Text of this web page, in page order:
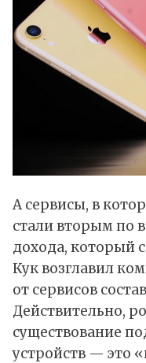
А сервисы, в
стали вторым по
дохода, который
Кук возглавил
от сервисов
Действительно,
существование
устройств — это